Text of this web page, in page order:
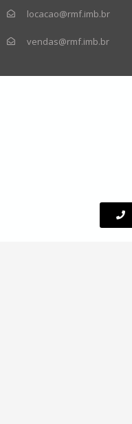
locacao@rmf.imb.br
vendas@rmf.imb.br